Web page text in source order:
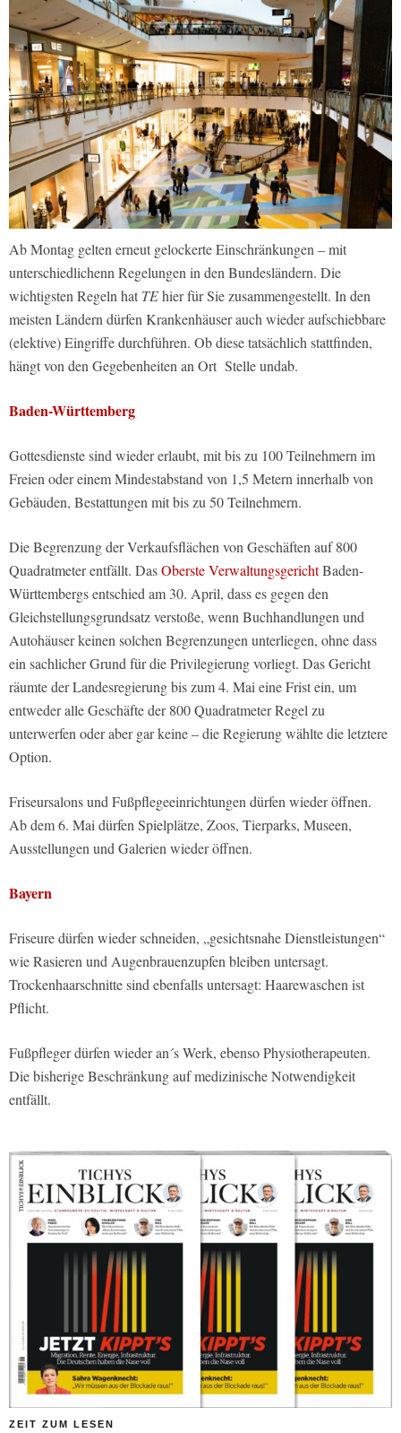
Ab Montag gelten erneut gelockerte Einschränkungen – mit
unterschiedlichenn Regelungen in den Bundesländern. Die
wichtigsten Regeln hat TEhier für Sie zusammengestellt. In den
meisten Ländern dürfen Krankenhäuser auch wieder aufschiebbare
(elektive) Eingriffe durchführen. Ob diese tatsächlich stattfinden,
hängt von den Gegebenheiten an Ort Stelle undab.
Baden-Württemberg
Gottesdienste sind wieder erlaubt, mit bis zu 100 Teilnehmern im
Freien oder einem Mindestabstand von 1,5 Metern innerhalb von
Gebäuden, Bestattungen mit bis zu 50 Teilnehmern.
Die Begrenzung der Verkaufsflächen von Geschäften auf 800
Quadratmeter entfällt. DasOberste VerwaltungsgerichtBaden-
Württembergs entschied am 30. April, dass es gegen den
Gleichstellungsgrundsatz verstoße, wenn Buchhandlungen und
Autohäuser keinen solchen Begrenzungen unterliegen, ohne dass
ein sachlicher Grund für die Privilegierung vorliegt. Das Gericht
räumte der Landesregierung bis zum 4. Mai eine Frist ein, um
entweder alle Geschäfte der 800 Quadratmeter Regel zu
unterwerfen oder aber gar keine – die Regierung wählte die letztere
Option.
Friseursalons und Fußpflegeeinrichtungen dürfen wieder öffnen.
Ab dem 6. Mai dürfen Spielplätze, Zoos, Tierparks, Museen,
Ausstellungen und Galerien wieder öffnen.
Bayern
Friseure dürfen wieder schneiden, „gesichtsnahe Dienstleistungen“
wie Rasieren und Augenbrauenzupfen bleiben untersagt.
Trockenhaarschnitte sind ebenfalls untersagt: Haarewaschen ist
Pflicht.
Fußpfleger dürfen wieder an´s Werk, ebenso Physiotherapeuten.
Die bisherige Beschränkung auf medizinische Notwendigkeit
entfällt.
ZEIT ZUM LESEN